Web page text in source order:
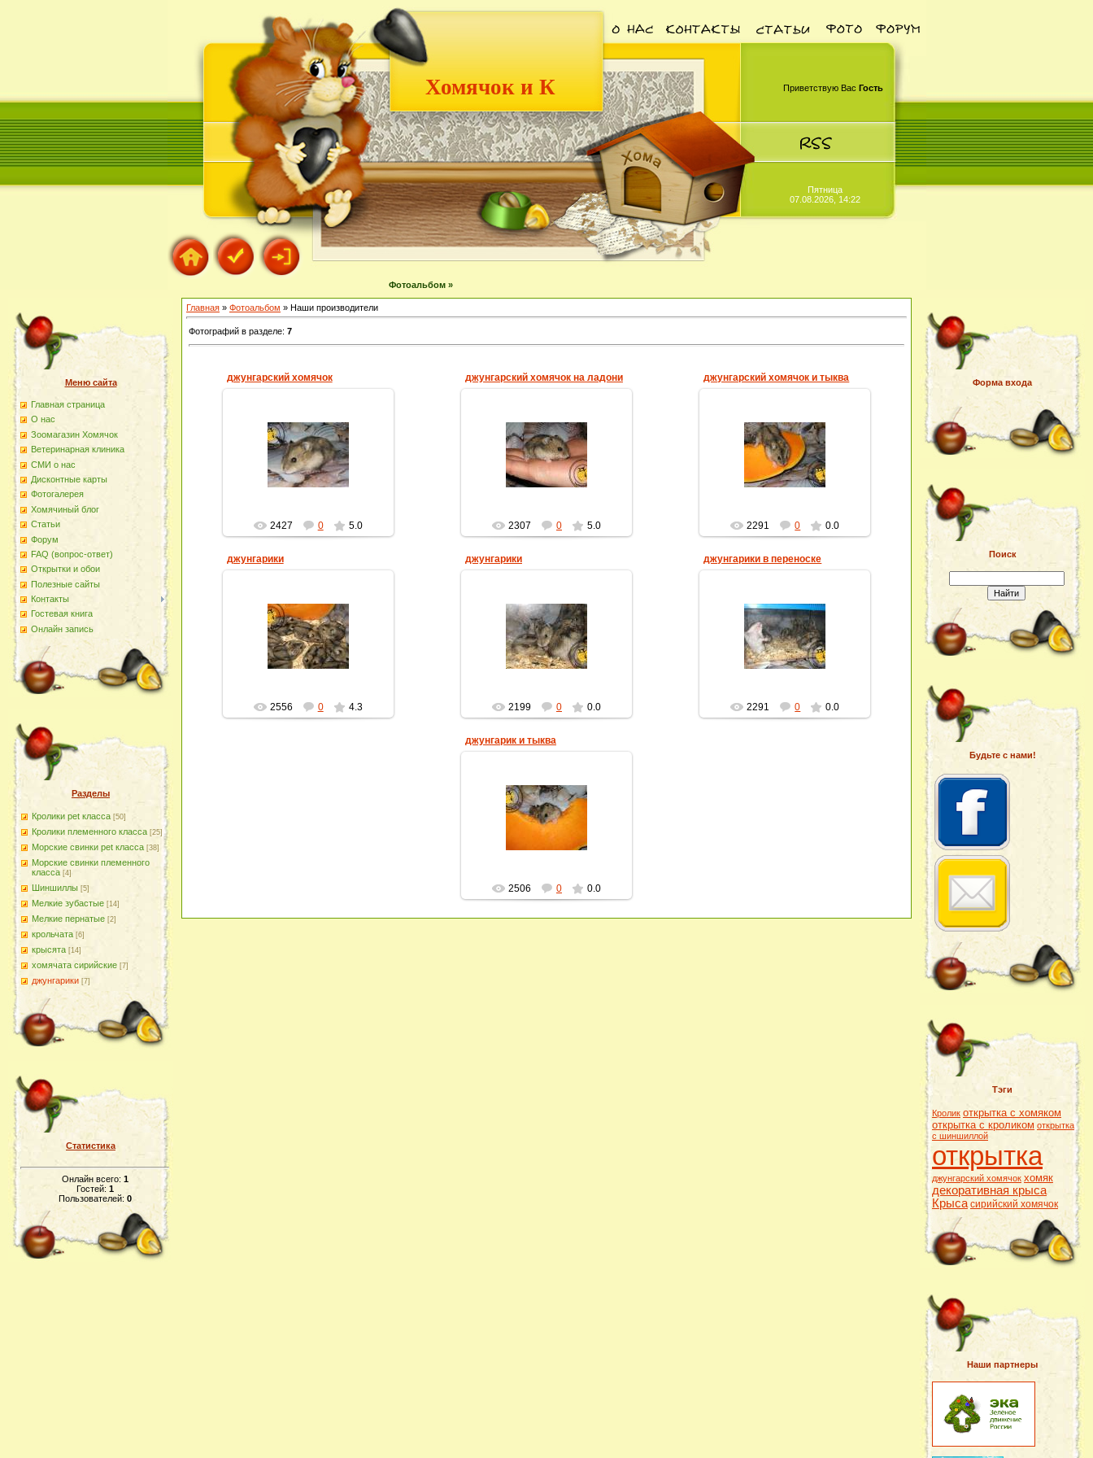
Хомячок и К Приветствую Вас Гость
Пятница
07.08.2026, 14:22
Фотоальбом »
Меню сайта
Главная страница
О наc
Зоомагазин Хомячок
Ветеринарная клиника
СМИ о нас
Дисконтные карты
Фотогалерея
Хомячиный блог
Статьи
Форум
FAQ (вопрос-ответ)
Открытки и обои
Полезные сайты
Контакты
Гостевая книга
Онлайн запись
Разделы
Кролики pet класса [50]
Кролики племенного класса [25]
Морские свинки pet класса [38]
Морские свинки племенного
класса [4]
Шиншиллы [5]
Мелкие зубастые [14]
Мелкие пернатые [2]
крольчата [6]
крысята [14]
хомячата сирийские [7]
джунгарики [7]
Статистика
Онлайн всего: 1
Гостей: 1
Пользователей: 0
Главная » Фотоальбом » Наши производители
Фотографий в разделе: 7
джунгарский хомячок
16.02.2013
homyachok-iko
2427 0 5.0
джунгарский хомячок на ладони
16.02.2013
homyachok-iko
2307 0 5.0
джунгарский хомячок и тыква
16.02.2013
homyachok-iko
2291 0 0.0
джунгарики
16.02.2013
homyachok-iko
2556 0 4.3
джунгарики
16.02.2013
homyachok-iko
2199 0 0.0
джунгарики в переноске
16.02.2013
homyachok-iko
2291 0 0.0
джунгарик и тыква
16.02.2013
homyachok-iko
2506 0 0.0
Форма входа
Поиск
Будьте с нами!
Тэги
Кролик открытка с хомяком
открытка с кроликом открытка
с шиншиллой
открытка
джунгарский хомячок хомяк
декоративная крыса
Крыса сирийский хомячок
Наши партнеры